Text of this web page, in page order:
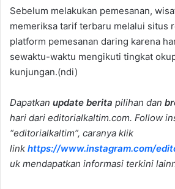
Sebelum melakukan pemesanan,
memeriksa tarif terbaru melalui situs
platform pemesanan daring karena
sewaktu-waktu mengikuti tingkat
kunjungan.(ndi)
Dapatkan update berita pilihan dan
hari dari editorialkaltim.com. Follow
“editorialkaltim”, caranya klik
link https://www.instagram.com/
uk mendapatkan informasi terkini